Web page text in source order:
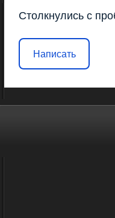
Столкнулись с
Написать